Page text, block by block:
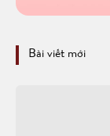
Bài viết mới